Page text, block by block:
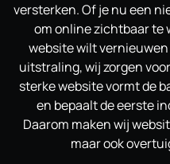
versterken. Of je nu een
om online zichtbaar te
website wilt
uitstraling, wij zorgen
sterke website vormt de
en bepaalt de eerste
Daarom maken wij
maar ook